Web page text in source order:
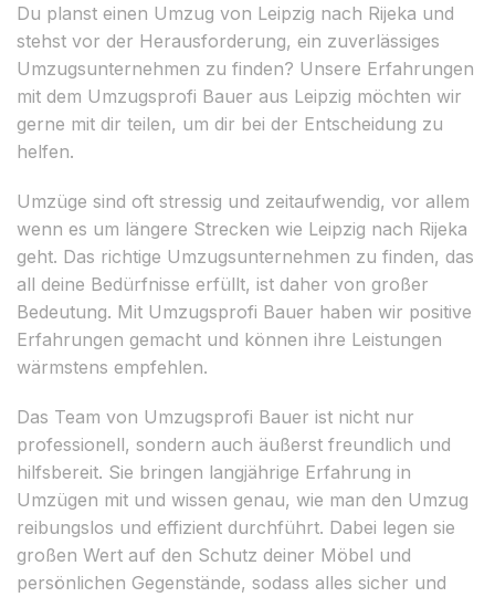
Du planst einen Umzug von Leipzig nach Rijeka und
stehst vor der Herausforderung, ein zuverlässiges
Umzugsunternehmen zu finden? Unsere Erfahrungen
mit dem Umzugsprofi Bauer aus Leipzig möchten wir
gerne mit dir teilen, um dir bei der Entscheidung zu
helfen.
Umzüge sind oft stressig und zeitaufwendig, vor allem
wenn es um längere Strecken wie Leipzig nach Rijeka
geht. Das richtige Umzugsunternehmen zu finden, das
all deine Bedürfnisse erfüllt, ist daher von großer
Bedeutung. Mit Umzugsprofi Bauer haben wir positive
Erfahrungen gemacht und können ihre Leistungen
wärmstens empfehlen.
Das Team von Umzugsprofi Bauer ist nicht nur
professionell, sondern auch äußerst freundlich und
hilfsbereit. Sie bringen langjährige Erfahrung in
Umzügen mit und wissen genau, wie man den Umzug
reibungslos und effizient durchführt. Dabei legen sie
großen Wert auf den Schutz deiner Möbel und
persönlichen Gegenstände, sodass alles sicher und